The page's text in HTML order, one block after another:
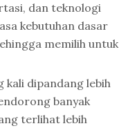
dan teknologi
kebutuhan dasar
memilih untuk
kali dipandang lebih
banyak
terlihat lebih